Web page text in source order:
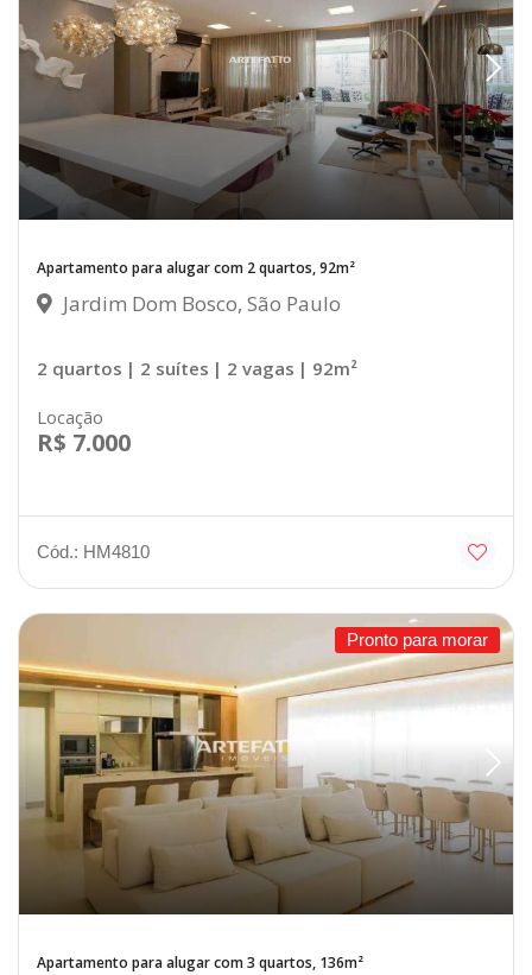
Apartamento para alugar com 2 quartos, 92m²
Jardim Dom Bosco, São Paulo
2 quartos | 2 suítes | 2 vagas | 92m²
Locação
R$ 7.000
Cód.: HM4810
Pronto para morar
Apartamento para alugar com 3 quartos, 136m²